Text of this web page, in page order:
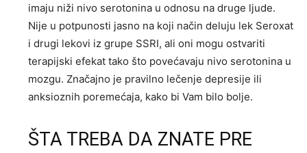
imaju niži nivo serotonina u odnosu na druge ljude.
Nije u potpunosti jasno na koji način deluju lek Seroxat
i drugi lekovi iz grupe SSRI, ali oni mogu ostvariti
terapijski efekat tako što povećavaju nivo serotonina u
mozgu. Značajno je pravilno lečenje depresije ili
anksioznih poremećaja, kako bi Vam bilo bolje.
ŠTA TREBA DA ZNATE PRE